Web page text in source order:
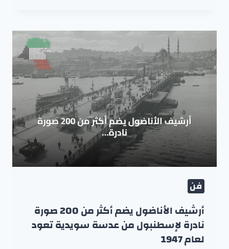
فن
أرشيف الأناضول يضم أكثر من 200 صورة
نادرة لإسطنبول من عدسة سويدية تعود
لعام 1947